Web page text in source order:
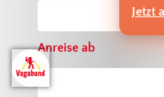
Anreise ab
Jetzt